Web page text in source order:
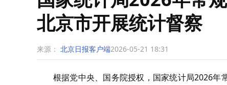
北京市开展统计督察
来源： 北京日报客户端2026-05-21 18:31
根据党中央、国务院授权，国家统计局2026年